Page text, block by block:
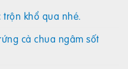
khổ qua nhé.
cà chua ngâm sốt